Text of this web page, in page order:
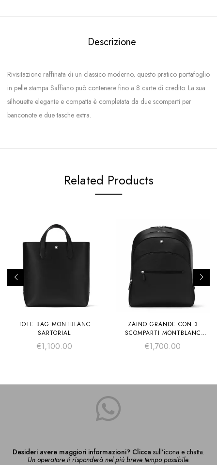
Descrizione
Rivisitazione raffinata di un classico moderno, questo pratico portafoglio
in pelle stampa Saffiano può contenere fino a 8 carte di credito. La sua
silhouette elegante e compatta è completata da due scomparti per
banconote e due tasche extra.
Related Products
TOTE BAG MONTBLANC
SARTORIAL
€1,100.00
ZAINO GRANDE CON 3
SCOMPARTI MONTBLANC
SARTORIAL
€1,700.00
Desideri avere maggiori informazioni? Clicca sull’icona e chatta.
Un operatore ti risponderà nel più breve tempo possibile.